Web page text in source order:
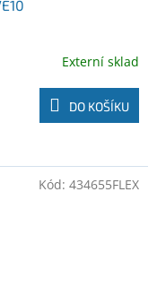
Externí sklad
DO KOŠÍKU
Kód: 434655FLEX